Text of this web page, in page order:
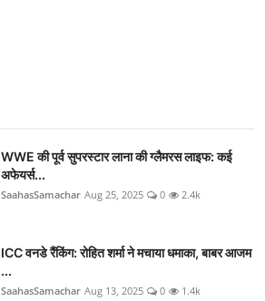
WWE की पूर्व सुपरस्टार लाना की ग्लैमरस लाइफ: कई
अफेयर्स...
SaahasSamachar Aug 25, 2025 0 2.4k
ICC वनडे रैंकिंग: रोहित शर्मा ने मचाया धमाका, बाबर आजम
...
SaahasSamachar Aug 13, 2025 0 1.4k